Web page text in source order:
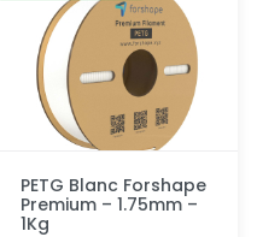
PETG Blanc Forshape
Premium – 1.75mm –
1Kg